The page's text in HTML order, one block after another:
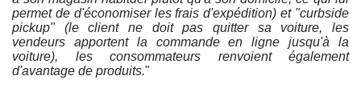
permet de d'économiser les frais d'expédition) et "curbside
pickup" (le client ne doit pas quitter sa voiture, les
vendeurs apportent la commande en ligne jusqu'à la
voiture), les consommateurs renvoient également
d'avantage de produits."